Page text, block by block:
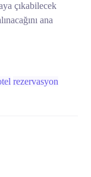
çıkabilecek
ana
rezervasyon